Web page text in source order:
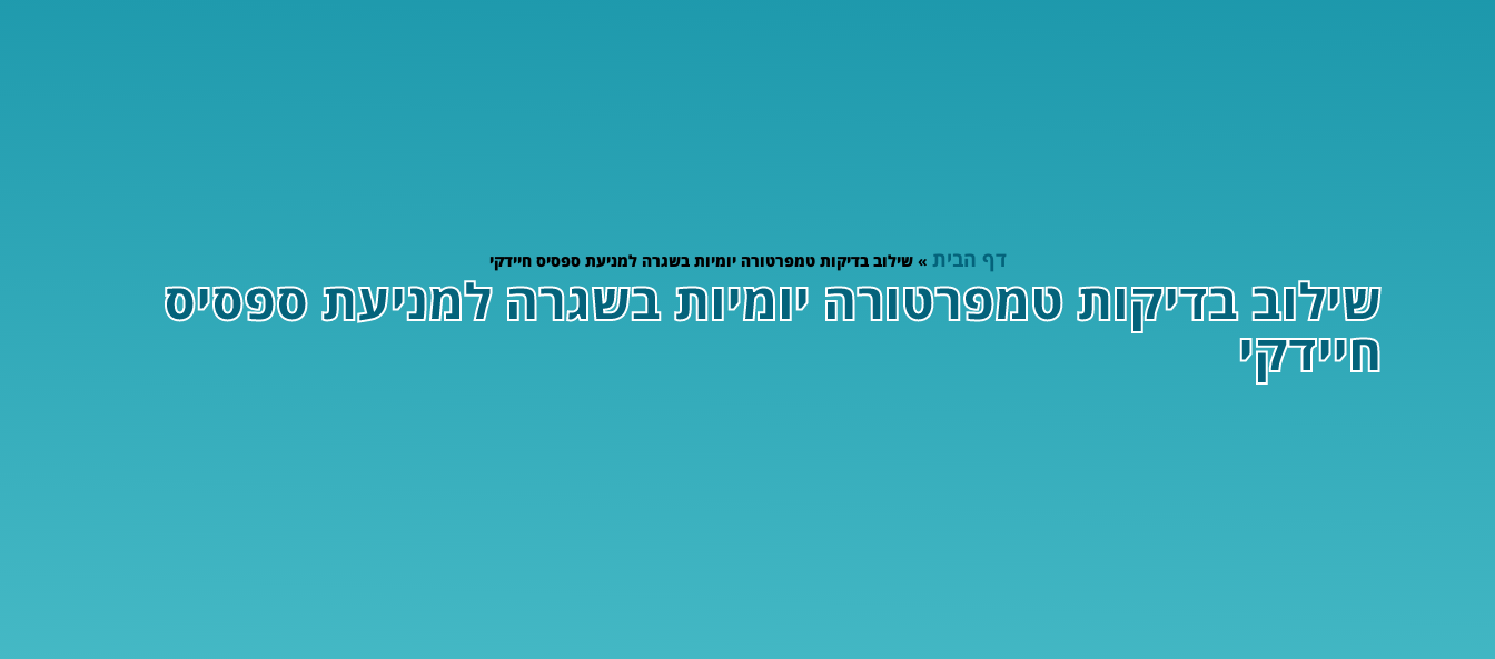
דף הבית »שילוב בדיקות טמפרטורה יומיות בשגרה למניעת ספסיס חיידקי
שילוב בדיקות טמפרטורה יומיות בשגרה למניעת ספסיס
חיידקי